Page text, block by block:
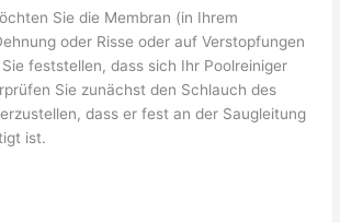
Sie die Membran (in Ihrem
oder Risse oder auf Verstopfungen
feststellen, dass sich Ihr Poolreiniger
Sie zunächst den Schlauch des
dass er fest an der Saugleitung
ist.